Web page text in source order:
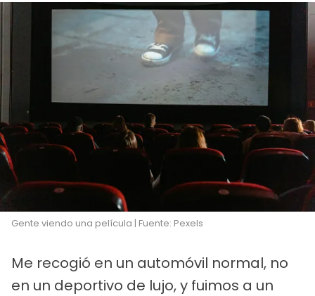
Gente viendo una película | Fuente: Pexels
Me recogió en un automóvil normal, no
en un deportivo de lujo, y fuimos a un